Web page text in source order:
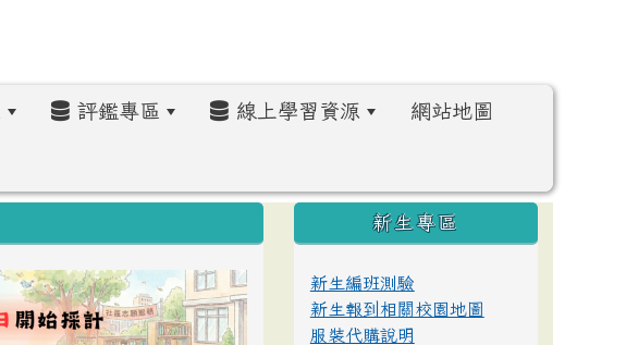
評鑑專區 線上學習資源 網站地圖
:::
新生專區
新生編班測驗
新生報到相關校園地圖
服裝代購說明